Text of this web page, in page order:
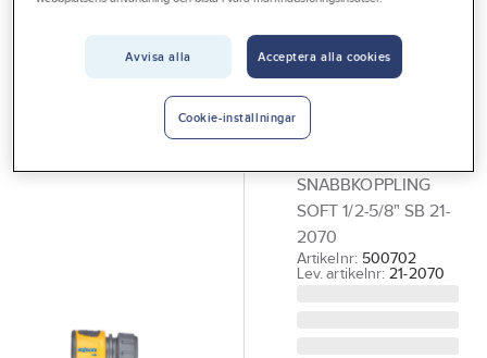
Snabbkoppling
Hozelock 1/2-
SNABBKOPPLING
SOFT 1/2-5/8" SB 21-
2070
Artikelnr: 500702
Lev. artikelnr: 21-2070
Avvisa alla Acceptera alla cookies
Cookie-inställningar